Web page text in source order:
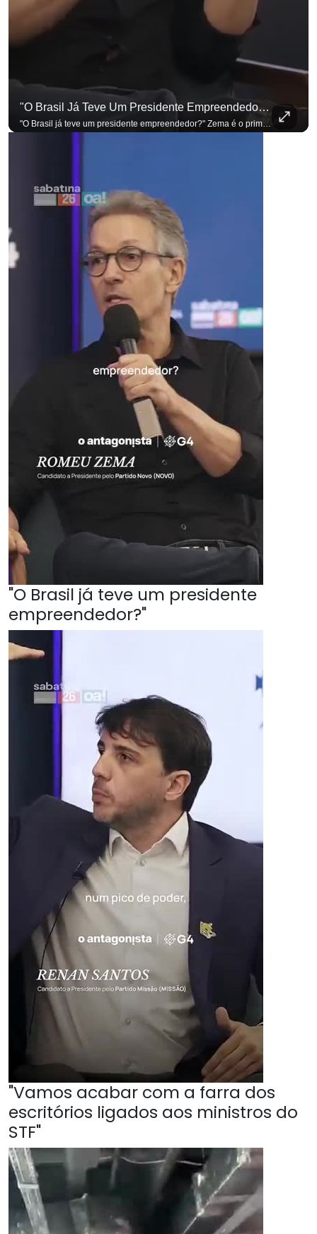
"O Brasil Já Teve Um Presidente Empreendedor?"
"O Brasil já teve um presidente empreendedor?" Zema é o primeiro a sentar na cadeira. Outros três presidenciáveis ainda vão passar por ela. A Sabatina Presidencial está no ar, com perguntas que vieram de uma pesquisa inédita com empresários. Acompanhe AO VIVO no YouTube do G4 Business. Se você busca informação com credibilidade, inscreva-se agora e ative o
para não perder
"O Brasil já teve um presidente
empreendedor?"
"Vamos acabar com a farra dos
escritórios ligados aos ministros do
STF"